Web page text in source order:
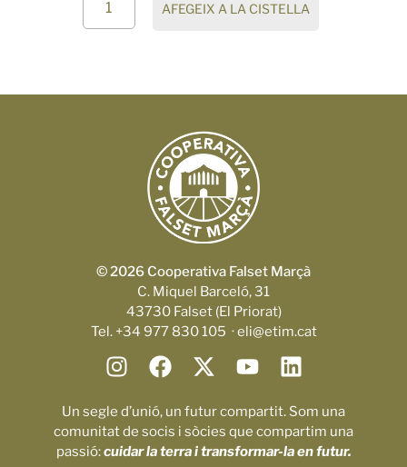
AFEGEIX A LA CISTELLA
© 2026 Cooperativa Falset Marçà
C. Miquel Barceló, 31
43730 Falset (El Priorat)
Tel. +34 977 830 105 · eli@etim.cat
Un segle d’unió, un futur compartit. Som una
comunitat de socis i sòcies que compartim una
passió:cuidar la terra i transformar-la en futur.